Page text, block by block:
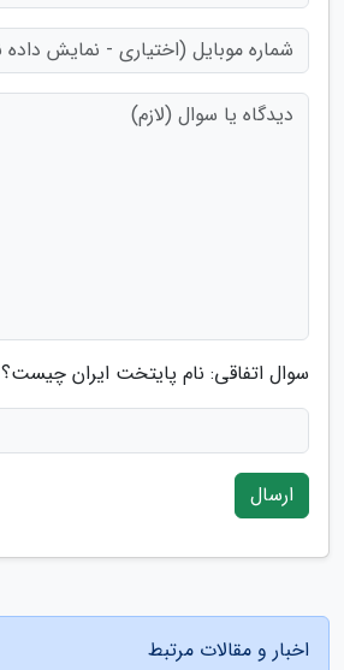
سوال اتفاقی: نام پایتخت ایران چیست؟
ارسال
اخبار و مقالات مرتبط